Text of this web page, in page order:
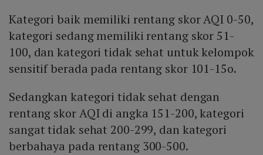
Kategori baik memiliki rentang skor AQI 0-50,
kategori sedang memiliki rentang skor 51-
100, dan kategori tidak sehat untuk kelompok
sensitif berada pada rentang skor 101-15o.
Sedangkan kategori tidak sehat dengan
rentang skor AQI di angka 151-200, kategori
sangat tidak sehat 200-299, dan kategori
berbahaya pada rentang 300-500.